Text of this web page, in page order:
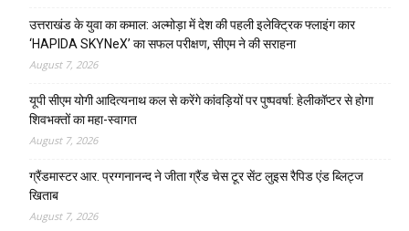
उत्तराखंड के युवा का कमाल: अल्मोड़ा में देश की पहली इलेक्ट्रिक फ्लाइंग कार
‘HAPIDA SKYNeX’ का सफल परीक्षण, सीएम ने की सराहना
August 7, 2026
यूपी सीएम योगी आदित्यनाथ कल से करेंगे कांवड़ियों पर पुष्पवर्षा: हेलीकॉप्टर से होगा
शिवभक्तों का महा-स्वागत
August 7, 2026
ग्रैंडमास्टर आर. प्रग्गनानन्द ने जीता ग्रैंड चेस टूर सेंट लुइस रैपिड एंड ब्लिट्ज
खिताब
August 7, 2026